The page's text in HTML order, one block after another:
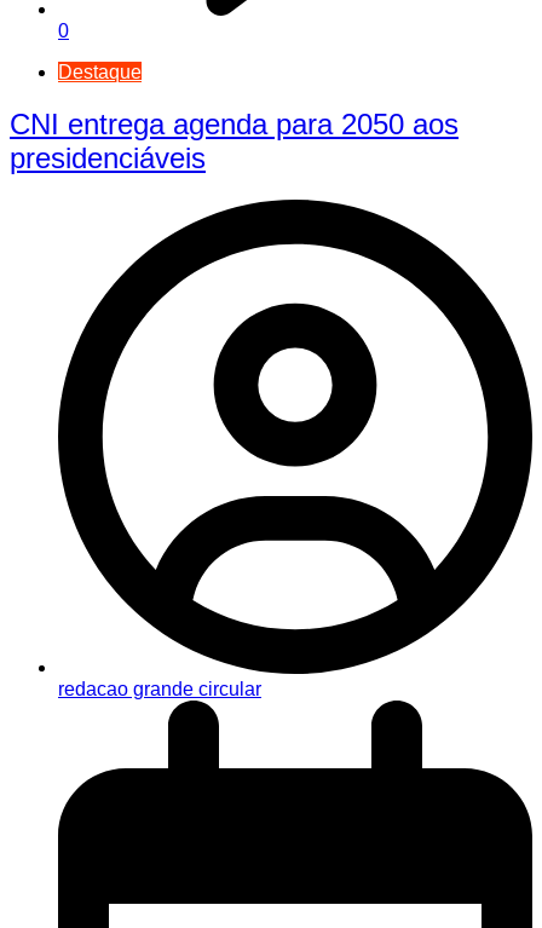
0
Destaque
CNI entrega agenda para 2050 aos
presidenciáveis
redacao grande circular